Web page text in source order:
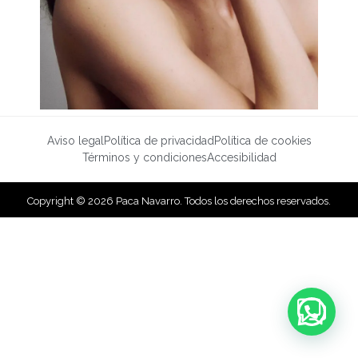
Aviso legal Política de privacidad Política de cookies
Términos y condicionesAccesibilidad
Copyright © 2026 Paca Navarro. Todos los derechos reservados.